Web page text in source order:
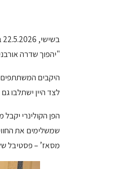
"יהפוך שדרה
היקבים המשתתפים:
לצד היין ישתלבו
הפן הקולינרי יקבל
שמשלימים את
מסאז’ – פסטיבל